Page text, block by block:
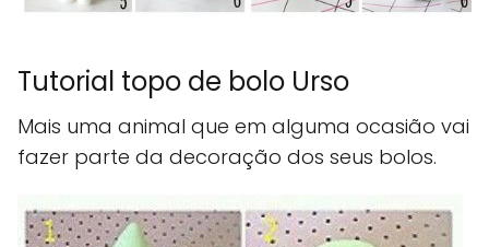
Tutorial topo de bolo Urso
Mais uma animal que em alguma ocasião vai
fazer parte da decoração dos seus bolos.